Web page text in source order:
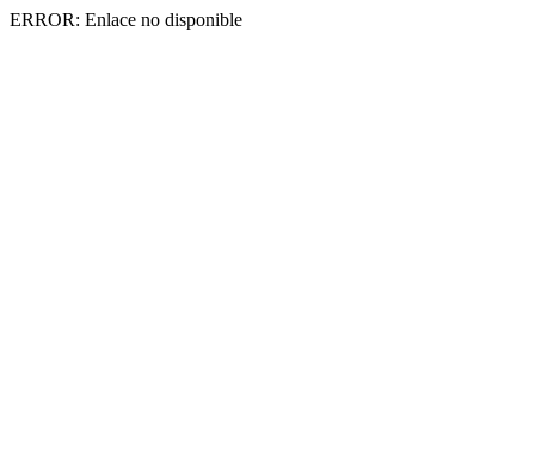
ERROR: Enlace no disponible